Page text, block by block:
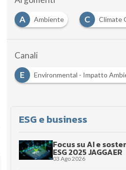
A Ambiente C Climate
Canali
E Environmental - Impatto
ESG e business
Focus su AI e
ESG 2025 JAGGAER
03 Ago 2026